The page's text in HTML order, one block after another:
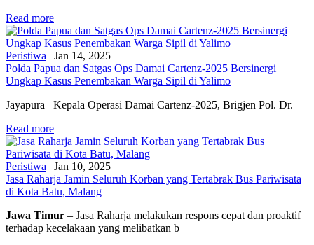
Read more
Peristiwa | Jan 14, 2025
Polda Papua dan Satgas Ops Damai Cartenz-2025 Bersinergi
Ungkap Kasus Penembakan Warga Sipil di Yalimo
Jayapura– Kepala Operasi Damai Cartenz-2025, Brigjen Pol. Dr.
Read more
Peristiwa | Jan 10, 2025
Jasa Raharja Jamin Seluruh Korban yang Tertabrak Bus Pariwisata
di Kota Batu, Malang
Jawa Timur – Jasa Raharja melakukan respons cepat dan proaktif
terhadap kecelakaan yang melibatkan b